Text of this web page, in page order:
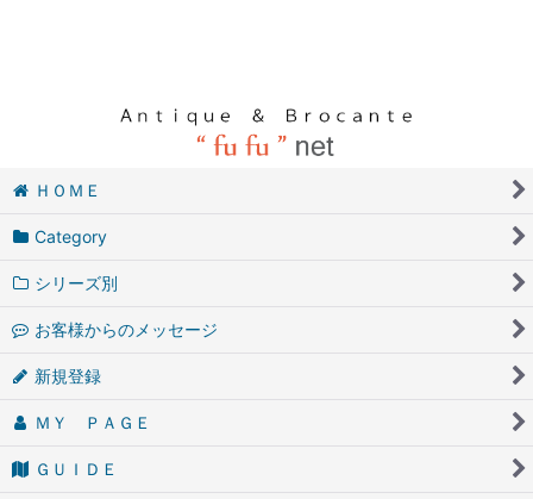
ＨＯＭＥ
Category
シリーズ別
お客様からのメッセージ
新規登録
ＭＹ ＰＡＧＥ
ＧＵＩＤＥ